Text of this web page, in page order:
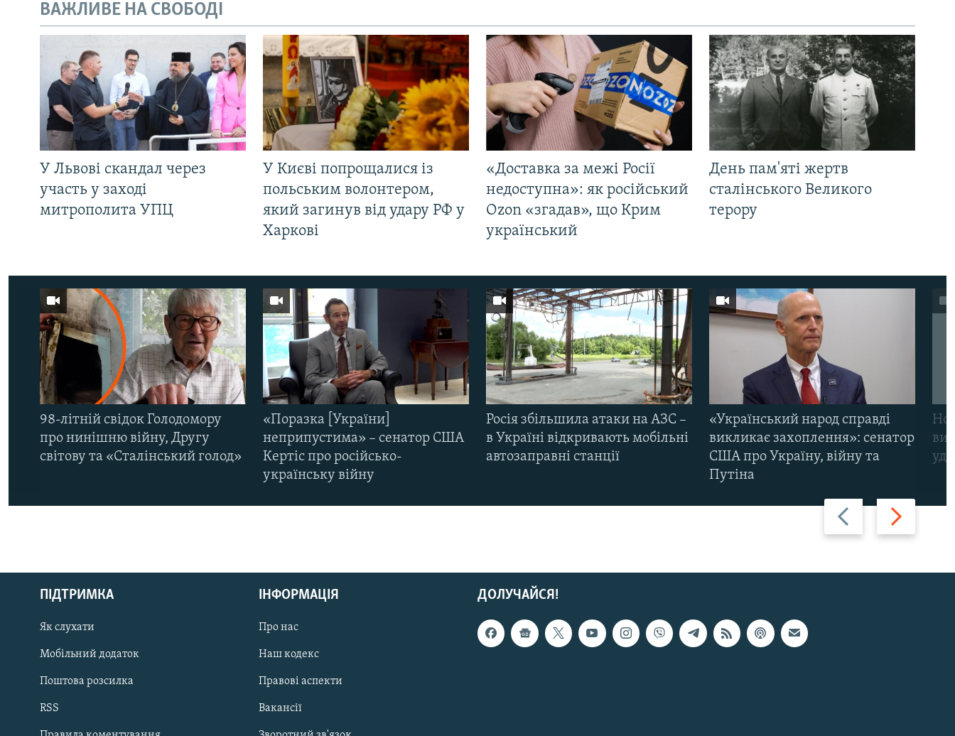
РУС
ДОЛУЧАЙСЯ!
ВАЖЛИВЕ НА СВОБОДІ
У Львові скандал через
участь у заході
митрополита УПЦ
У Києві попрощалися із
польським волонтером,
який загинув від удару РФ у
Харкові
«Доставка за межі Росії
недоступна»: як російський
Ozon «згадав», що Крим
український
День пам'яті жертв
сталінського Великого
терору
Назад Вперед
98-літній свідок Голодомору
про нинішню війну, Другу
світову та «Сталінський голод»
«Поразка [України]
неприпустима» – сенатор США
Кертіс про російсько-
українську війну
Росія збільшила атаки на АЗС –
в Україні відкривають мобільні
автозаправні станції
«Український народ справді
викликає захоплення»: сенатор
США про Україну, війну та
Путіна
ДОЛУЧАЙСЯ!
ПІДТРИМКА
Як слухати
Мобільний додаток
Поштова розсилка
RSS
ІНФОРМАЦІЯ
Про нас
Наш кодекс
Правові аспекти
Вакансії